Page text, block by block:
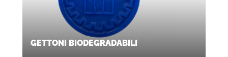
GETTONI BIODEGRADABILI